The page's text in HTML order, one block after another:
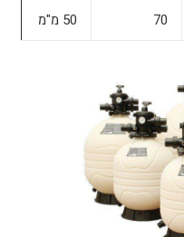
70 50 מ"מ